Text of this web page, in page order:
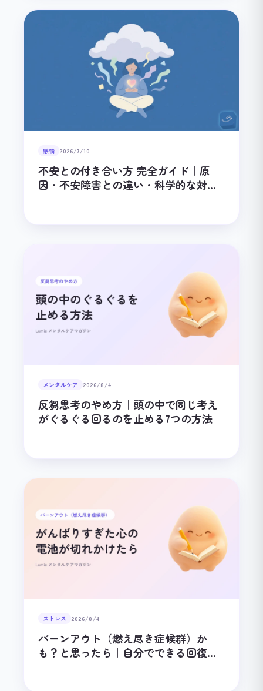
感情 2026/7/10
不安との付き合い方 完全ガイド｜原
因・不安障害との違い・科学的な対処
メンタルケア 2026/8/4
反芻思考のやめ方｜頭の中で同じ考え
がぐるぐる回るのを止める7つの方法
ストレス 2026/8/4
バーンアウト（燃え尽き症候群）か
も？と思ったら｜自分でできる回復の